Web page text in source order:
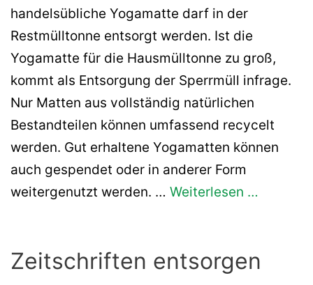
handelsübliche Yogamatte darf in der
Restmülltonne entsorgt werden. Ist die
Yogamatte für die Hausmülltonne zu groß,
kommt als Entsorgung der Sperrmüll infrage.
Nur Matten aus vollständig natürlichen
Bestandteilen können umfassend recycelt
werden. Gut erhaltene Yogamatten können
auch gespendet oder in anderer Form
weitergenutzt werden. … Weiterlesen …
Zeitschriften entsorgen